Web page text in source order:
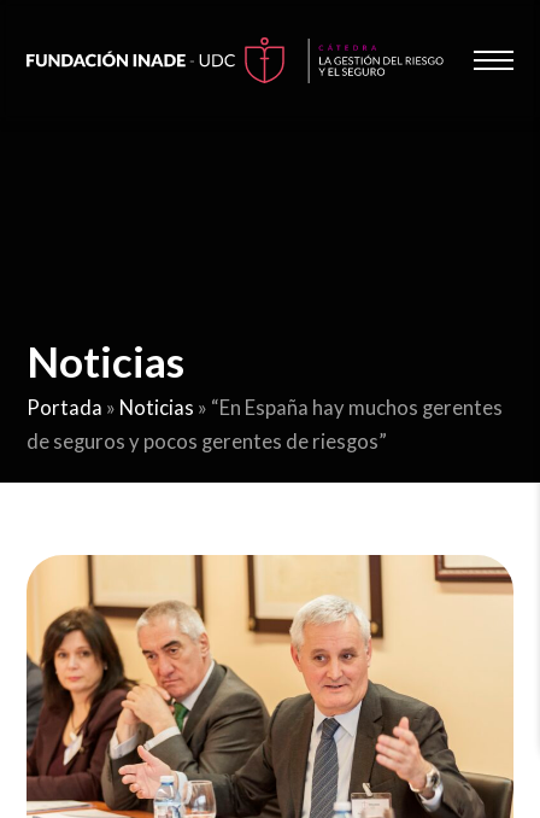
Noticias
Portada » Noticias » “En España hay muchos gerentes
de seguros y pocos gerentes de riesgos”